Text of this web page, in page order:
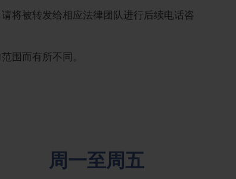
将被转发给相应法律团队进行后续电话咨
围而有所不同。
周一至周五